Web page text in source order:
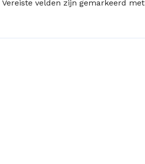
Vereiste velden zijn gemarkeerd met